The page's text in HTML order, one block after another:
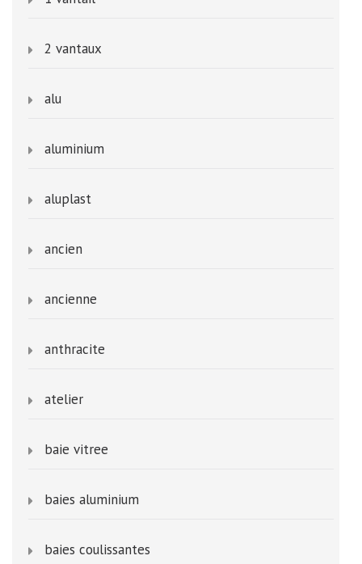
2 vantaux
alu
aluminium
aluplast
ancien
ancienne
anthracite
atelier
baie vitree
baies aluminium
baies coulissantes